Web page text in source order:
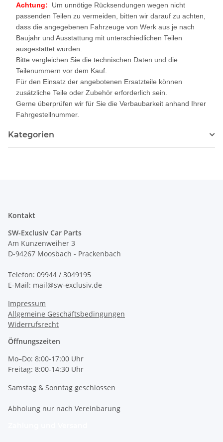
Achtung: Um unnötige Rücksendungen wegen nicht
passenden Teilen zu vermeiden, bitten wir darauf zu achten,
dass die angegebenen Fahrzeuge von Werk aus je nach
Baujahr und Ausstattung mit unterschiedlichen Teilen
ausgestattet wurden.
Bitte vergleichen Sie die technischen Daten und die
Teilenummern vor dem Kauf.
Für den Einsatz der angebotenen Ersatzteile können
zusätzliche Teile oder Zubehör erforderlich sein.
Gerne überprüfen wir für Sie die Verbaubarkeit anhand Ihrer
Fahrgestellnummer.
Kategorien
Kontakt
SW-Exclusiv Car Parts
Am Kunzenweiher 3
D-94267 Moosbach - Prackenbach
Telefon: 09944 / 3049195
E-Mail: mail@sw-exclusiv.de
Impressum
Allgemeine Geschäftsbedingungen
Widerrufsrecht
Öffnungszeiten
Mo–Do: 8:00-17:00 Uhr
Freitag: 8:00-14:30 Uhr
Samstag & Sonntag geschlossen
Abholung nur nach Vereinbarung